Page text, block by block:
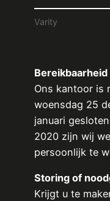
Varity
Ons kantoor is
woensdag 25
januari
2020 zijn wij
persoonlijk te
Storing of
Krijgt u te